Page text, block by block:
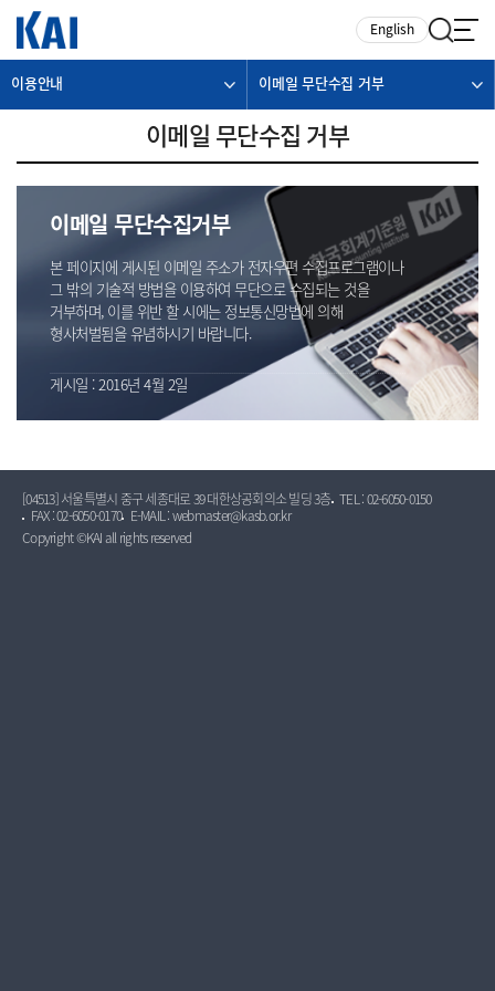
English
이용안내 이메일 무단수집 거부
이메일 무단수집 거부
이메일 무단수집거부
본 페이지에 게시된 이메일 주소가 전자우편 수집프로그램이나
그 밖의 기술적 방법을 이용하여 무단으로 수집되는 것을
거부하며, 이를 위반 할 시에는 정보통신망법에 의해
형사처벌됨을 유념하시기 바랍니다.
게시일 : 2016년 4월 2일
[04513] 서울특별시 중구 세종대로 39 대한상공회의소 빌딩 3층 TEL : 02-6050-0150
FAX : 02-6050-0170
E-MAIL : webmaster@kasb.or.kr
Copyright ©KAI all rights reserved